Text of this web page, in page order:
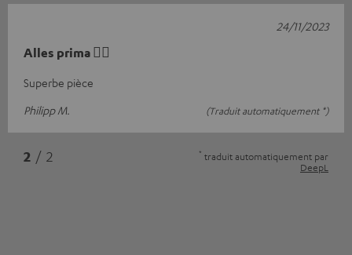
Alles prima 👌🏻
Superbe pièce
Philipp M.
(Traduit automatiquement *)
24/11/2023
2 / 2 * traduit automatiquement par
DeepL